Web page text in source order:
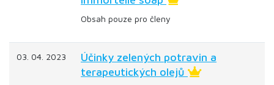
Obsah pouze pro členy
03. 04. 2023
Účinky zelených potravin a
terapeutických olejů